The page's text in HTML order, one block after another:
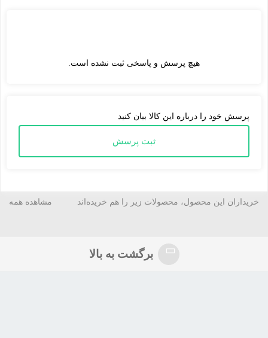
بیسکوییت هم موجود می باشد که در زمان میل کردن نسکافه تلخ می
لیوان جدید تولید خوش نوش برای نوشیدن در حال حرکت، راحتی را با
باشند و کیفیت و طعم عالی را برای مصرف کنندگان خود به ارمغان
هیچ پرسش و پاسخی ثبت نشده است.
پرسش خود را درباره این کالا بیان کنید
ثبت پرسش
خریداران این محصول، محصولات زیر را هم خریده‌اند مشاهده همه
برگشت به بالا